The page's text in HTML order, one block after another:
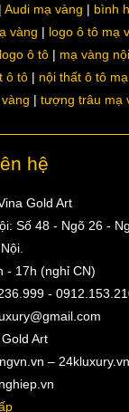
Audi mạ vàng bình
vàng logo ô tô mạ
ô tô mạ vàng
ô tô nội thất ô tô
tượng trâu mạ
hệ
Gold Art
Số 48 - Ngõ 26 -
- 17h (nghỉ CN)
-
Art
–